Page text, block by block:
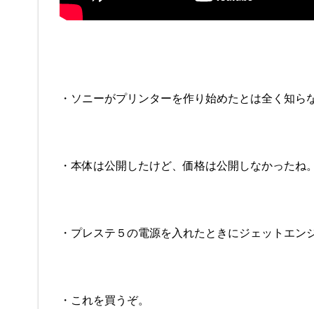
・ソニーがプリンターを作り始めたとは全く知ら
・本体は公開したけど、価格は公開しなかったね
・プレステ５の電源を入れたときにジェットエ
・これを買うぞ。